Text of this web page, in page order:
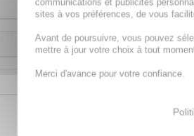
Gel nettoyant anti-
communications et publicités
sites à vos préférences, de vous
Avant de poursuivre, vous pouvez
mettre à jour votre choix à tout
Merci d'avance pour votre confiance.